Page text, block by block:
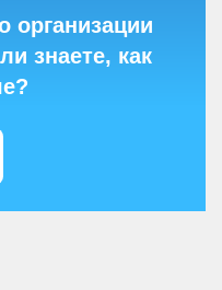
организации
знаете, как